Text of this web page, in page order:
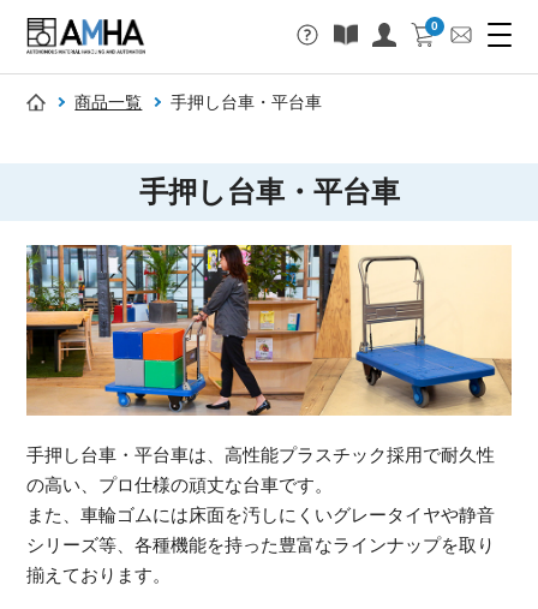
0
商品一覧 手押し台車・平台車
手押し台車・平台車
手押し台車・平台車は、高性能プラスチック採用で耐久性
の高い、プロ仕様の頑丈な台車です。
また、車輪ゴムには床面を汚しにくいグレータイヤや静音
シリーズ等、各種機能を持った豊富なラインナップを取り
揃えております。